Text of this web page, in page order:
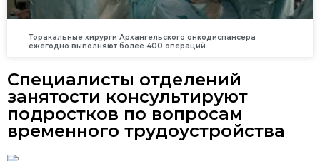
Торакальные хирурги Архангельского онкодиспансера
ежегодно выполняют более 400 операций
Специалисты отделений
занятости консультируют
подростков по вопросам
временного трудоустройства